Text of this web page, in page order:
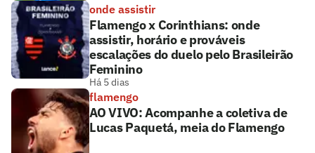
onde assistir
Flamengo x Corinthians: onde
assistir, horário e prováveis
escalações do duelo pelo Brasileirão
Feminino
Há 5 dias
flamengo
AO VIVO: Acompanhe a coletiva de
Lucas Paquetá, meia do Flamengo